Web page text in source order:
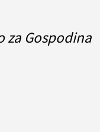
za Gospodina